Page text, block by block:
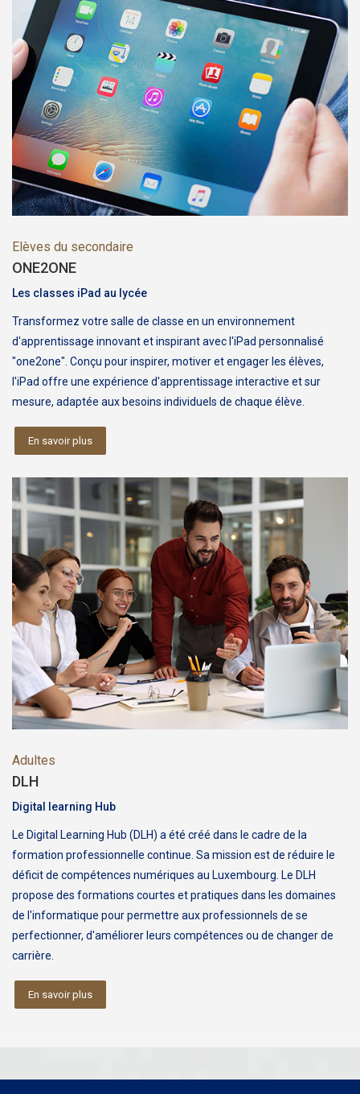
Elèves du secondaire
ONE2ONE
Les classes iPad au lycée
Transformez votre salle de classe en un environnement
d'apprentissage innovant et inspirant avec l'iPad personnalisé
"one2one". Conçu pour inspirer, motiver et engager les élèves,
l'iPad offre une expérience d'apprentissage interactive et sur
mesure, adaptée aux besoins individuels de chaque élève.
En savoir plus
Adultes
DLH
Digital learning Hub
Le Digital Learning Hub (DLH) a été créé dans le cadre de la
formation professionnelle continue. Sa mission est de réduire le
déficit de compétences numériques au Luxembourg. Le DLH
propose des formations courtes et pratiques dans les domaines
de l'informatique pour permettre aux professionnels de se
perfectionner, d'améliorer leurs compétences ou de changer de
carrière.
En savoir plus